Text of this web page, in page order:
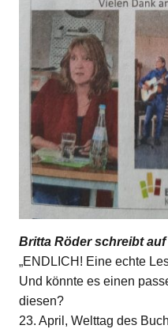
Britta Röder schreibt
„ENDLICH! Eine echte
Und könnte es einen
diesen?
23. April, Welttag des